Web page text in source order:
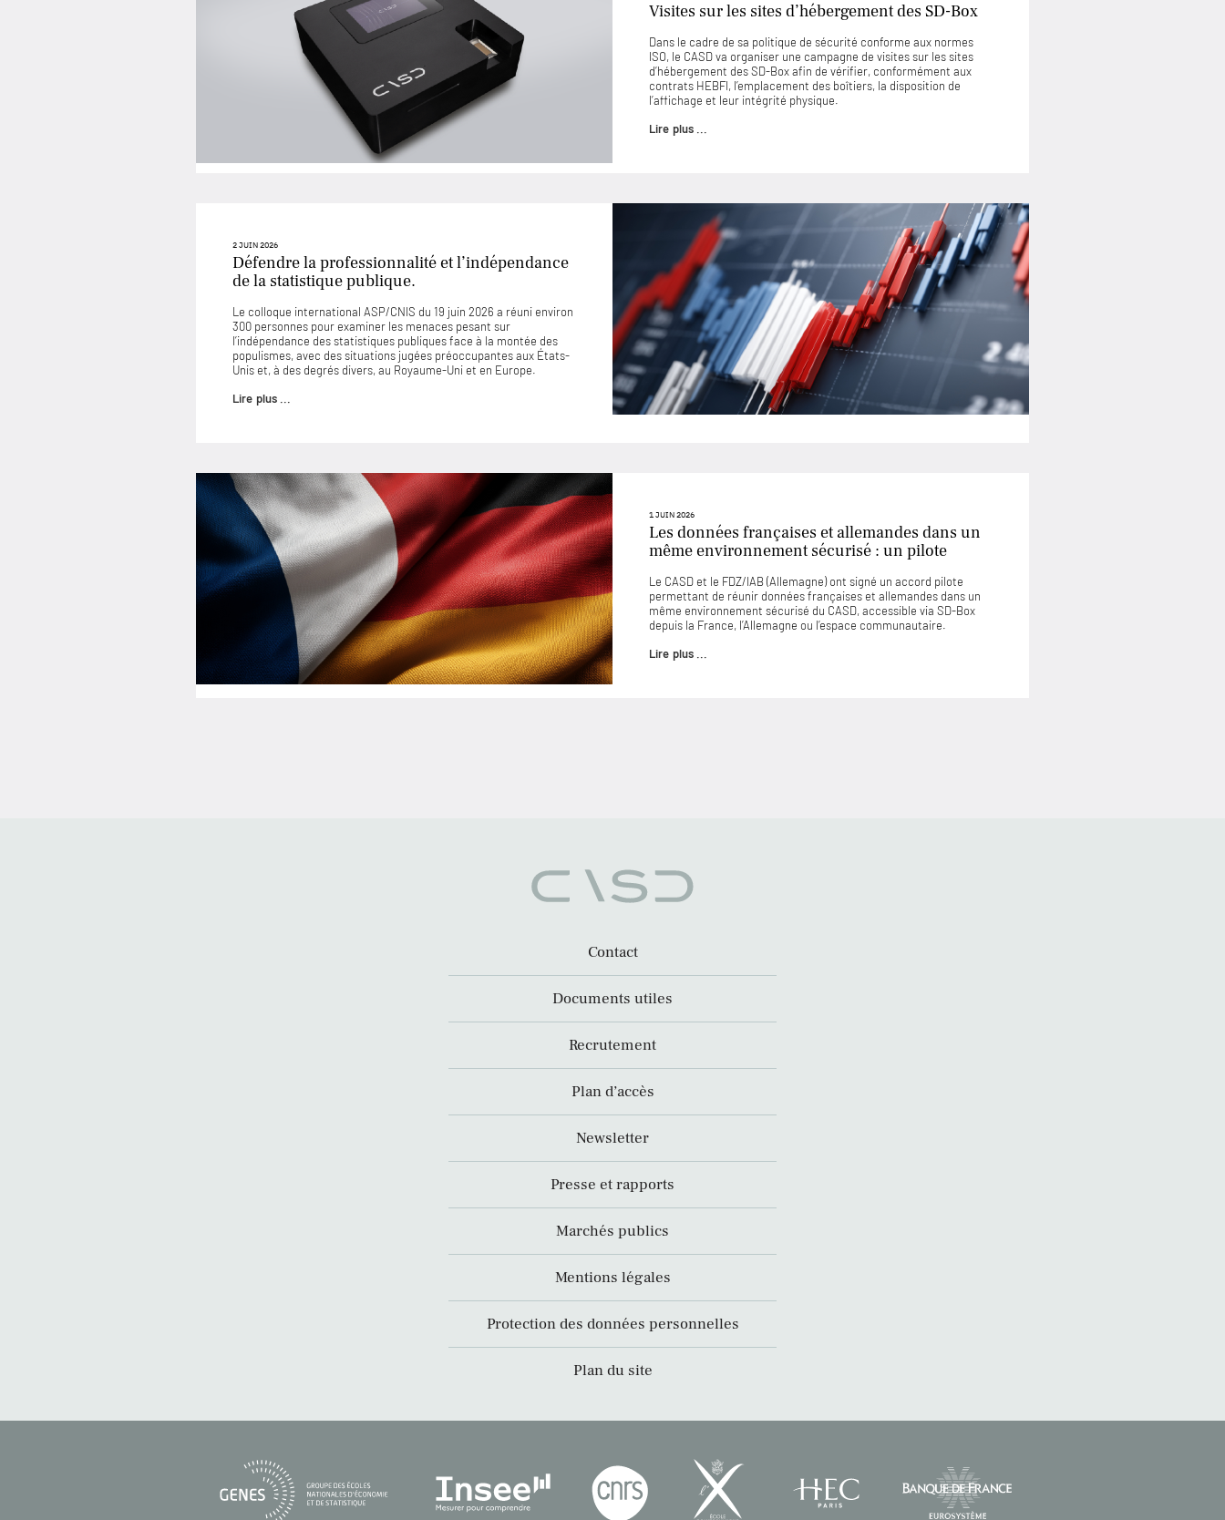
Visites sur les sites d’hébergement des SD-Box
Dans le cadre de sa politique de sécurité conforme aux normes
ISO, le CASD va organiser une campagne de visites sur les sites
d’hébergement des SD-Box afin de vérifier, conformément aux
contrats HEBFI, l’emplacement des boîtiers, la disposition de
l’affichage et leur intégrité physique.
Lire plus ...
2 JUIN 2026
Défendre la professionnalité et l’indépendance
de la statistique publique.
Le colloque international ASP/CNIS du 19 juin 2026 a réuni environ
300 personnes pour examiner les menaces pesant sur
l’indépendance des statistiques publiques face à la montée des
populismes, avec des situations jugées préoccupantes aux États-
Unis et, à des degrés divers, au Royaume-Uni et en Europe.
Lire plus ...
1 JUIN 2026
Les données françaises et allemandes dans un
même environnement sécurisé : un pilote
Le CASD et le FDZ/IAB (Allemagne) ont signé un accord pilote
permettant de réunir données françaises et allemandes dans un
même environnement sécurisé du CASD, accessible via SD-Box
depuis la France, l’Allemagne ou l’espace communautaire.
Lire plus ...
Contact
Documents utiles
Recrutement
Plan d’accès
Newsletter
Presse et rapports
Marchés publics
Mentions légales
Protection des données personnelles
Plan du site